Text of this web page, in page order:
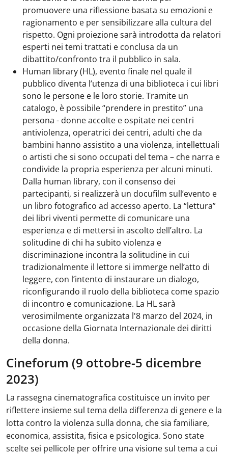
promuovere una riflessione basata su emozioni e
ragionamento e per sensibilizzare alla cultura del
rispetto. Ogni proiezione sarà introdotta da relatori
esperti nei temi trattati e conclusa da un
dibattito/confronto tra il pubblico in sala.
Human library (HL), evento finale nel quale il
pubblico diventa l’utenza di una biblioteca i cui libri
sono le persone e le loro storie. Tramite un
catalogo, è possibile “prendere in prestito” una
persona - donne accolte e ospitate nei centri
antiviolenza, operatrici dei centri, adulti che da
bambini hanno assistito a una violenza, intellettuali
o artisti che si sono occupati del tema – che narra e
condivide la propria esperienza per alcuni minuti.
Dalla human library, con il consenso dei
partecipanti, si realizzerà un docufilm sull’evento e
un libro fotografico ad accesso aperto. La “lettura”
dei libri viventi permette di comunicare una
esperienza e di mettersi in ascolto dell’altro. La
solitudine di chi ha subito violenza e
discriminazione incontra la solitudine in cui
tradizionalmente il lettore si immerge nell’atto di
leggere, con l’intento di instaurare un dialogo,
riconfigurando il ruolo della biblioteca come spazio
di incontro e comunicazione. La HL sarà
verosimilmente organizzata l'8 marzo del 2024, in
occasione della Giornata Internazionale dei diritti
della donna.
Cineforum (9 ottobre-5 dicembre
2023)
La rassegna cinematografica costituisce un invito per
riflettere insieme sul tema della differenza di genere e la
lotta contro la violenza sulla donna, che sia familiare,
economica, assistita, fisica e psicologica. Sono state
scelte sei pellicole per offrire una visione sul tema a cui